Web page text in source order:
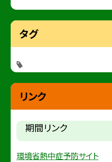
タグ
リンク
期間リンク
環境省熱中症予防サイト